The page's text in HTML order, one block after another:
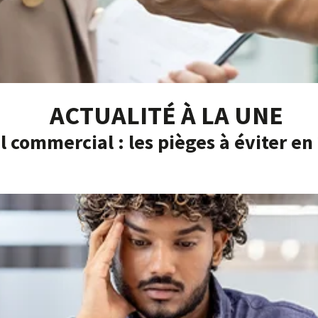
ACTUALITÉ À LA UNE
commercial : les pièges à éviter en